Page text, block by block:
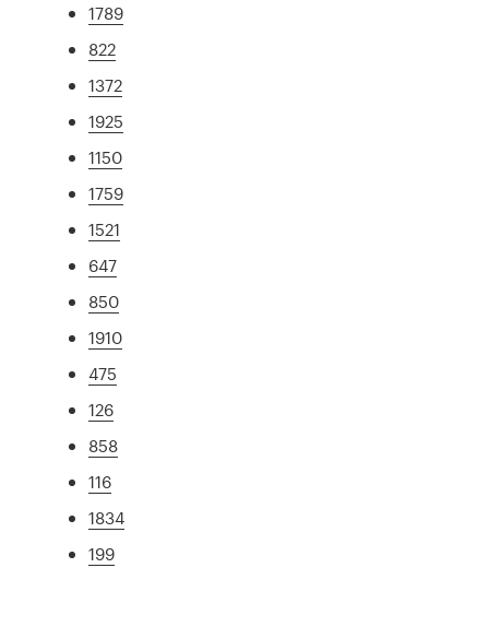
1789
822
1372
1925
1150
1759
1521
647
850
1910
475
126
858
116
1834
199